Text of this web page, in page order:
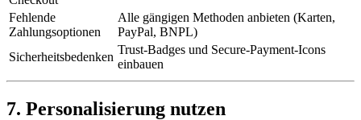
Fehlende
Zahlungsoptionen
Alle gängigen Methoden anbieten (Karten,
PayPal, BNPL)
Sicherheitsbedenken
Trust-Badges und Secure-Payment-Icons
einbauen
7. Personalisierung nutzen